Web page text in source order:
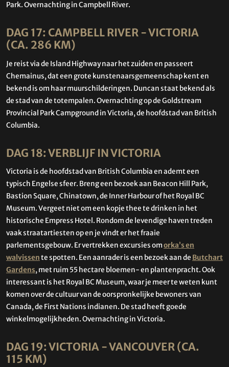
Park. Overnachting in Campbell River.
DAG 17: CAMPBELL RIVER - VICTORIA
(CA. 286 KM)
Je reist via de Island Highway naar het zuiden en passeert
Chemainus, dat een grote kunstenaarsgemeenschap kent en
bekend is om haar muurschilderingen. Duncan staat bekend als
de stad van de totempalen. Overnachting op de Goldstream
Provincial Park Campground in Victoria, de hoofdstad van British
Columbia.
DAG 18: VERBLIJF IN VICTORIA
Victoria is de hoofdstad van British Columbia en ademt een
typisch Engelse sfeer. Breng een bezoek aan Beacon Hill Park,
Bastion Square, Chinatown, de Inner Harbour of het Royal BC
Museum. Vergeet niet om een kopje thee te drinken in het
historische Empress Hotel. Rondom de levendige haven treden
vaak straatartiesten op en je vindt er het fraaie
parlementsgebouw. Er vertrekken excursies omorka’s en
walvissente spotten. Een aanrader is een bezoek aan de Butchart
Gardens, met ruim 55 hectare bloemen- en plantenpracht. Ook
interessant is het Royal BC Museum, waar je meer te weten kunt
komen over de cultuur van de oorspronkelijke bewoners van
Canada, de First Nations indianen. De stad heeft goede
winkelmogelijkheden. Overnachting in Victoria.
DAG 19: VICTORIA - VANCOUVER (CA.
115 KM)